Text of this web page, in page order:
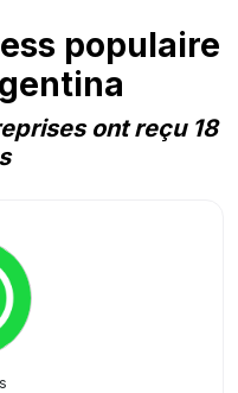
populaire
ont reçu 18